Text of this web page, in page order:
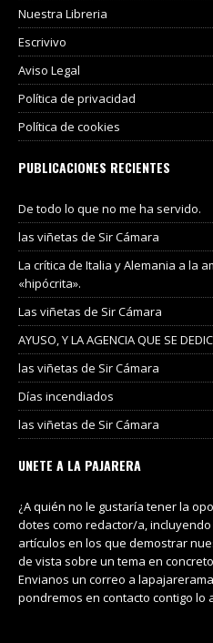
Nuestra Libreria
Escrivivo
Aviso Legal
Política de privacidad
Política de cookies
PUBLICACIONES RECIENTES
De todo lo que no me ha servido.
las viñetas de Sir Cámara
La crítica de Italia y Alemania a la
«hipócrita».
Las viñetas de Sir Cámara
AYUSO, Y LA AGENCIA QUE SE
las viñetas de Sir Cámara
Días incendiados
las viñetas de Sir Cámara
UNETE A LA PAJARERA
¿A quién no le gustaría tener la
dotes como redactor/a,
artículos en los que demostrar
de vista sobre un tema en
Envianos un correo a
pondremos en contacto contigo lo